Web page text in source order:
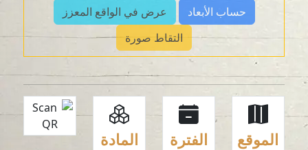
حساب الأبعاد
عرض في الواقع المعزز
التقاط صورة
الموقع
الفترة
المادة